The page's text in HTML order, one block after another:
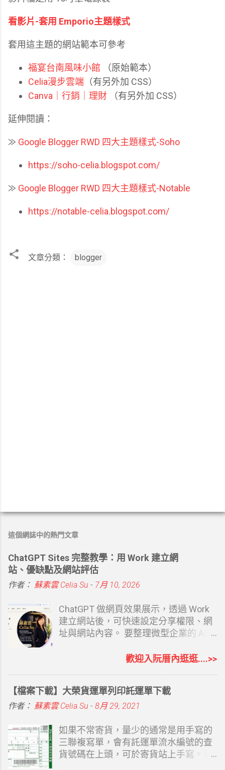
看影片-套用 Emporio主題樣式
套用這主題的網站範本可參考
福宴台南風味小館 （原始範本）
Celia漫步雲端 （有另外加 CSS）
Canva｜行銷｜理財 （有另外加 CSS）
延伸閱讀：
⨠ Google Blogger RWD 四大主題樣式-Soho
https://soho-celia.blogspot.com/
⨠ Google Blogger RWD 四大主題樣式-Notable
https://notable-celia.blogspot.com/
文章分類： blogger
這個網誌中的熱門文章
ChatGPT Sites 完整教學：用 Work 建立網
站、優缺點及網站評估
作者： 蘇素雲 Celia Su - 7月 10, 2026
ChatGPT 做網頁效果展示，透過 Work
建立網站後，可快速設定分享權限、網
址與網站內容。 要整理微型企業的 AI
建立自己的專屬網站 從 0 開始打造個人
Blogger 都有點難度，Canva 你也覺得
還要有想法，當然還有其他的 AI 工具可
受大家歡迎，常用、沒陌生感的
ChatGPT 也有了相對完整的網站功能。
說它完整是因為涵蓋了必要的 SEO 及想
歡迎入阮厝內逛逛....>>
【檔案下載】大榮貨運單列印託運單下載
作者： 蘇素雲 Celia Su - 8月 29, 2021
如果不常寄貨，量少的通常是用手寫的
三聯複寫單，會有託運單流水編號的查
貨號碼在上頭，可於寄貨站上手寫。若